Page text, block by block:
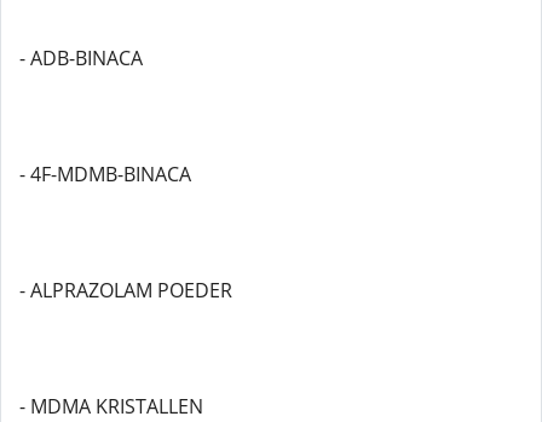
- ADB-BINACA
- 4F-MDMB-BINACA
- ALPRAZOLAM POEDER
- MDMA KRISTALLEN